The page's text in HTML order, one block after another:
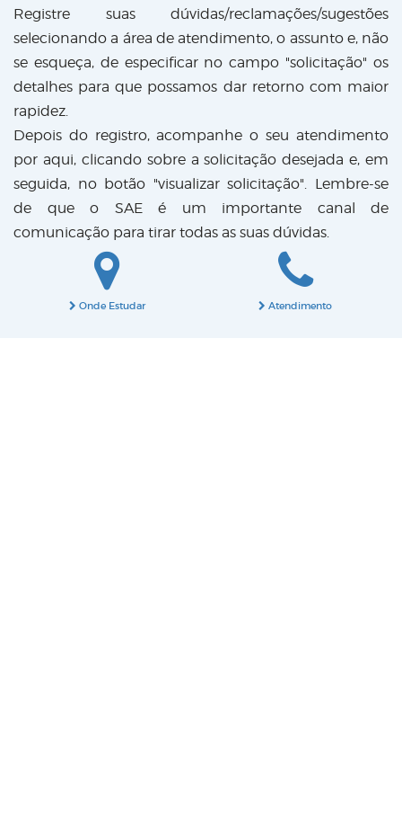
Registre suas dúvidas/reclamações/sugestões
selecionando a área de atendimento, o assunto e, não
se esqueça, de especificar no campo "solicitação" os
detalhes para que possamos dar retorno com maior
rapidez.
Depois do registro, acompanhe o seu atendimento
por aqui, clicando sobre a solicitação desejada e, em
seguida, no botão "visualizar solicitação". Lembre-se
de que o SAE é um importante canal de
comunicação para tirar todas as suas dúvidas.
Onde Estudar Atendimento